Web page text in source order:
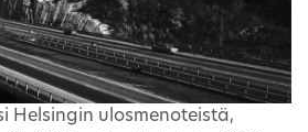
Helsingin ulosmenoteistä,